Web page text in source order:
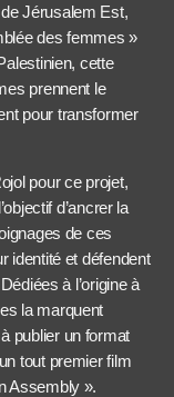
de Jérusalem Est,
des femmes »
cette
prennent le
pour transformer
pour ce projet,
d’ancrer la
de ces
identité et défendent
à l’origine à
la marquent
publier un format
tout premier film
Assembly ».